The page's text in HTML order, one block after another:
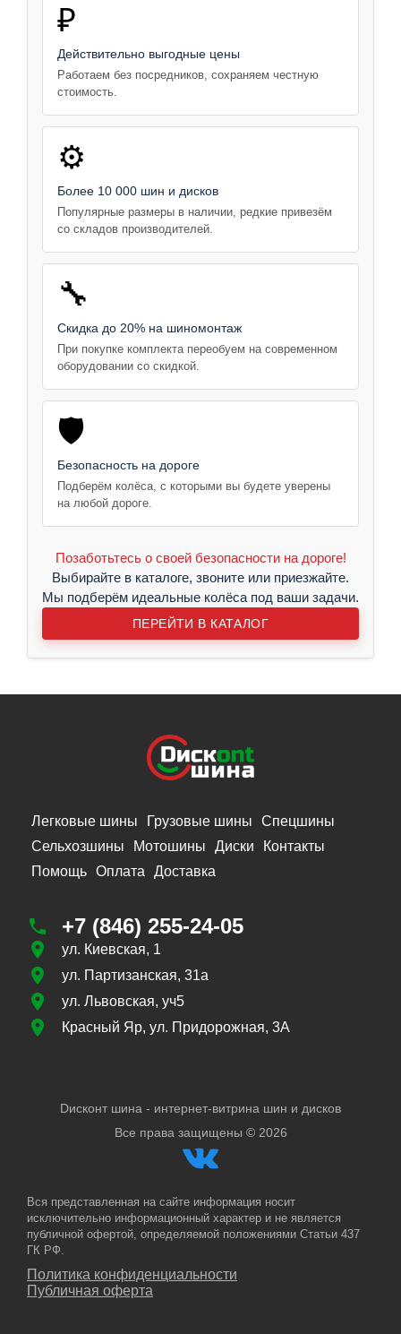
₽
Действительно выгодные цены
Работаем без посредников, сохраняем честную
стоимость.
⚙️
Более 10 000 шин и дисков
Популярные размеры в наличии, редкие привезём
со складов производителей.
🔧
Скидка до 20% на шиномонтаж
При покупке комплекта переобуем на современном
оборудовании со скидкой.
🛡️
Безопасность на дороге
Подберём колёса, с которыми вы будете уверены
на любой дороге.
Позаботьтесь о своей безопасности на дороге!
Выбирайте в каталоге, звоните или приезжайте.
Мы подберём идеальные колёса под ваши задачи.
ПЕРЕЙТИ В КАТАЛОГ
Легковые шины Грузовые шины
Спецшины
Сельхозшины
Мотошины Диски
Контакты
Помощь Оплата Доставка
+7 (846) 255-24-05
ул. Киевская, 1
ул. Партизанская, 31а
ул. Львовская, уч5
Красный Яр, ул. Придорожная, 3А
Dисконт шина - интернет-витрина шин и дисков
Все права защищены © 2026
Вся представленная на сайте информация носит
исключительно информационный характер и не является
публичной офертой, определяемой положениями Статьи 437
ГК РФ.
Политика конфиденциальности
Публичная оферта